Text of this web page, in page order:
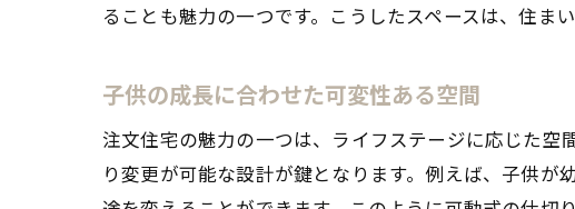
ることも魅力の一つです。こうしたスペースは、住ま
子供の成長に合わせた可変性ある空間
注文住宅の魅力の一つは、ライフステージに応じた
り変更が可能な設計が鍵となります。例えば、子供